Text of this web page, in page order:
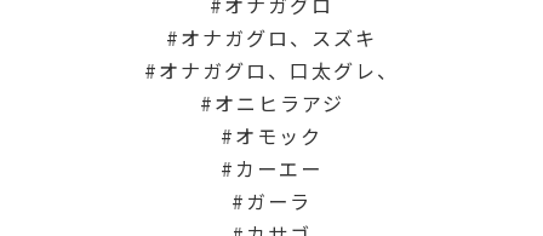
オナガグロ、スズキ
オナガグロ、口太グレ、
オニヒラアジ
オモック
カーエー
ガーラ